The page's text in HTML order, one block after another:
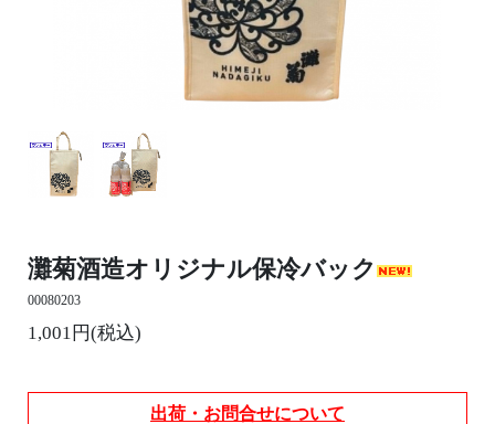
灘菊酒造オリジナル保冷バック
00080203
1,001円(税込)
出荷・お問合せについて